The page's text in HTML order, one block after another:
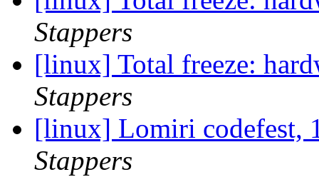
Stappers
[linux] Total freeze:
Stappers
[linux] Lomiri codefest,
Stappers